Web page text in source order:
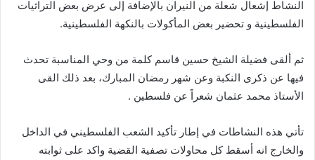
النشاط إشعال شعلة من النيران بالإضافة إلى عرض بعض التراثيات
الفلسطينية و تحضير بعض المأكولات بالنكهة الفلسطينية.
ثم ألقى فضيلة الشيخ حسين قاسم كلمة من وحي المناسبة تحدث
فيها عن ذكرى النكبة وعن شهر رمضان المبارك، بعد ذلك القى
الأستاذ محمد عثمان شعراً عن فلسطين .
تأتي هذه النشاطات في إطار تأكيد الشعب الفلسطيني في الداخل
والخارج انه أسقط كل محاولات تصفية القضية واكد على ثوابته